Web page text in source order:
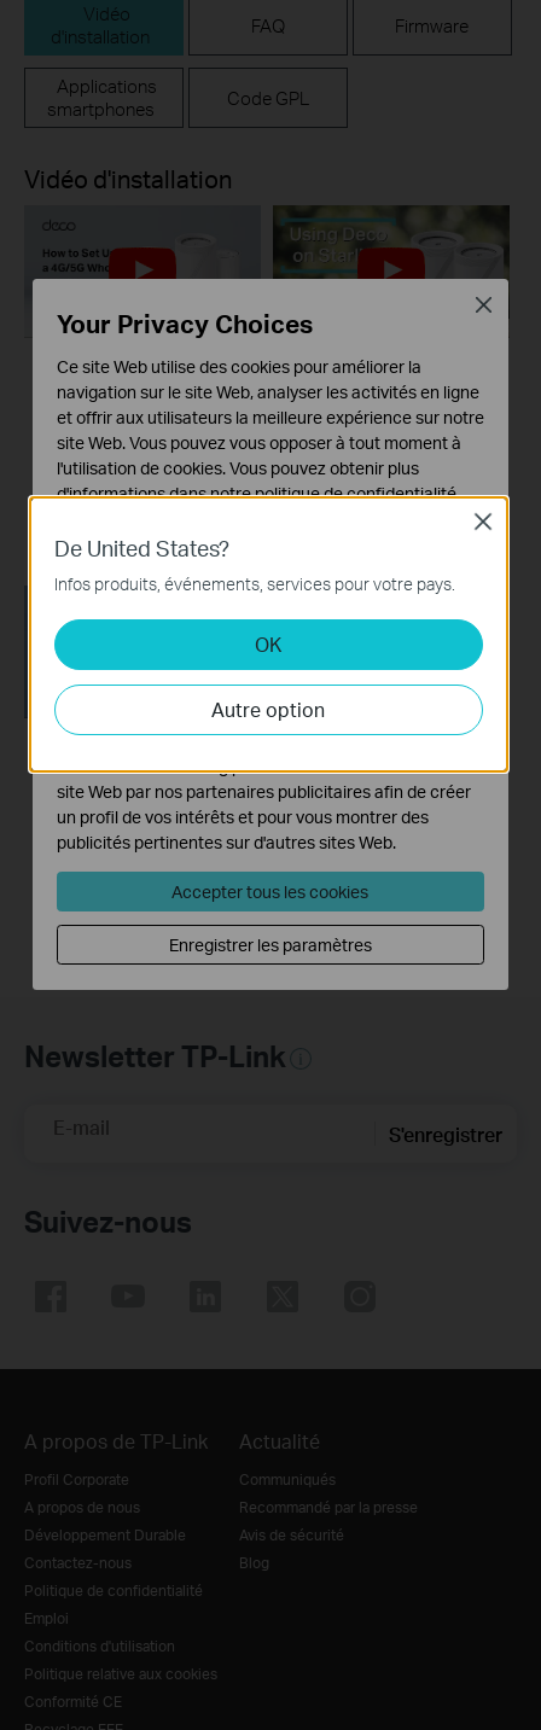
Vidéo
d'installation
FAQ Firmware
Applications
smartphones
Code GPL
Vidéo d'installation
【Deco】How to Set
Up a 4G/5G Whole
Home Mesh Wi-Fi
Router (Take Deco
X50-5G as Example)
How to Configure a
Deco System with
Starlink
How to Resolve
Double NAT using
Starlink
Newsletter TP-Link
E-mail S'enregistrer
Suivez-nous
A propos de TP-Link
Profil Corporate
A propos de nous
Développement Durable
Contactez-nous
Politique de confidentialité
Emploi
Conditions d'utilisation
Politique relative aux cookies
Conformité CE
Actualité
Communiqués
Recommandé par la presse
Avis de sécurité
Blog
De United States?
Infos produits, événements, services pour votre pays.
OK
Autre option
Close
Your Privacy Choices
Ce site Web utilise des cookies pour améliorer la
navigation sur le site Web, analyser les activités en ligne
et offrir aux utilisateurs la meilleure expérience sur notre
site Web. Vous pouvez vous opposer à tout moment à
l'utilisation de cookies. Vous pouvez obtenir plus
d'informations dans notrepolitique de confidentialité.
Ces cookies sont nécessaires au fonctionnement du
site Web et ne peuvent pas être désactivés dans vos
Cookies d'analyse et marketing
Les cookies d'analyse nous permettent d'analyser vos
activités sur notre site Web pour améliorer et ajuster les
fonctionnalités de notre site Web.
Les cookies marketing peuvent être définis via notre
site Web par nos partenaires publicitaires afin de créer
un profil de vos intérêts et pour vous montrer des
publicités pertinentes sur d'autres sites Web.
Accepter tous les cookies
Enregistrer les paramètres
Close